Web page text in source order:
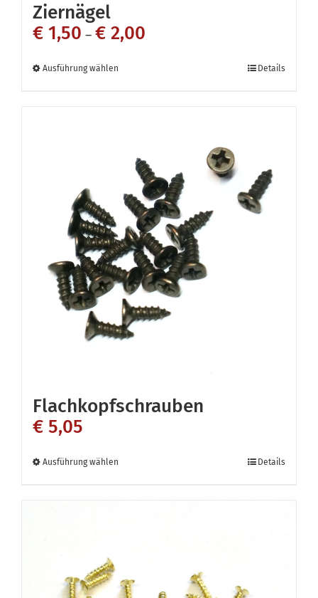
Ziernägel
€ 1,50 – € 2,00
Ausführung wählen
Varianten
Die
Optionen
können
auf
der
Produktseite
gewählt
Details
Flachkopfschrauben
€ 5,05
Ausführung wählen
auf.
Details